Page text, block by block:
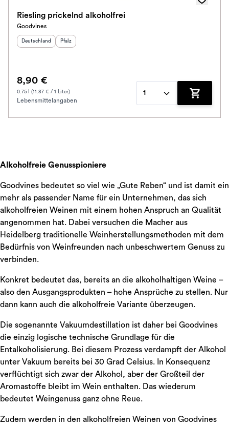
Riesling prickelnd alkoholfrei
Goodvines
Herkunftsland
Deutschland Herkunftsregion
Pfalz
8,90 €
0.75 l (11.87 € / 1 Liter)
Lebensmittelangaben
1
Zum
Alkoholfreie Genusspioniere
Goodvines bedeutet so viel wie „Gute Reben“ und ist damit ein
mehr als passender Name für ein Unternehmen, das sich
alkoholfreien Weinen mit einem hohen Anspruch an Qualität
angenommen hat. Dabei versuchen die Macher aus
Heidelberg traditionelle Weinherstellungsmethoden mit dem
Bedürfnis von Weinfreunden nach unbeschwertem Genuss zu
verbinden.
Konkret bedeutet das, bereits an die alkoholhaltigen Weine –
also den Ausgangsprodukten – hohe Ansprüche zu stellen. Nur
dann kann auch die alkoholfreie Variante überzeugen.
Die sogenannte Vakuumdestillation ist daher bei Goodvines
die einzig logische technische Grundlage für die
Entalkoholisierung. Bei diesem Prozess verdampft der Alkohol
unter Vakuum bereits bei 30 Grad Celsius. In Konsequenz
verflüchtigt sich zwar der Alkohol, aber der Großteil der
Aromastoffe bleibt im Wein enthalten. Das wiederum
bedeutet Weingenuss ganz ohne Reue.
Zudem werden in den alkoholfreien Weinen von Goodvines